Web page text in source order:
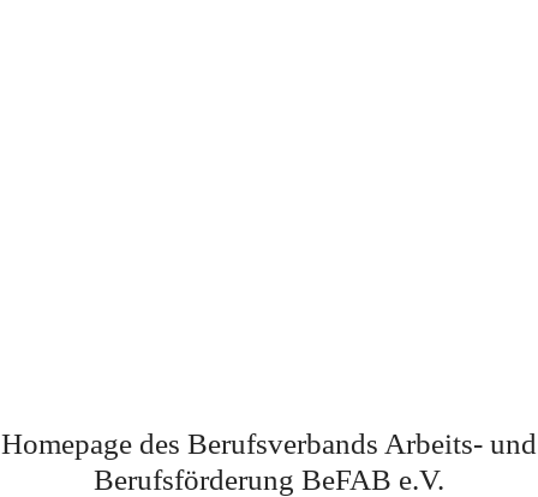
Homepage des Berufsverbands Arbeits- und
Berufsförderung BeFAB e.V.